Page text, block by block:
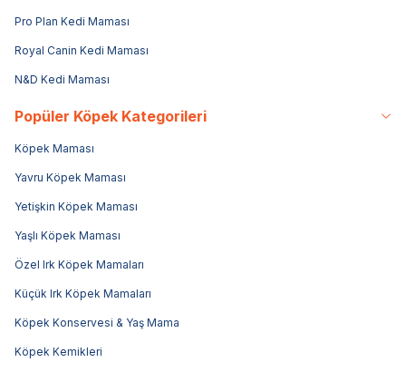
Pro Plan Kedi Maması
Royal Canin Kedi Maması
N&D Kedi Maması
Popüler Köpek Kategorileri
Köpek Maması
Yavru Köpek Maması
Yetişkin Köpek Maması
Yaşlı Köpek Maması
Özel Irk Köpek Mamaları
Küçük Irk Köpek Mamaları
Köpek Konservesi & Yaş Mama
Köpek Kemikleri